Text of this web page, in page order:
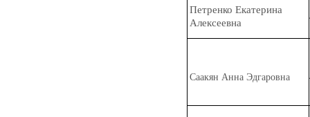
Петренко Екатерина
Алексеевна
Саакян Анна Эдгаровна